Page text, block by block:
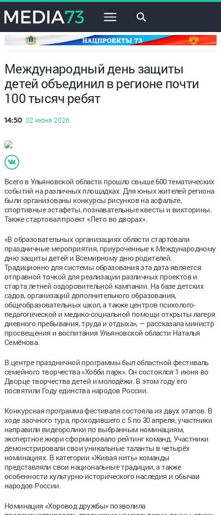
×
Международный день защиты
детей объединил в регионе почти
100 тысяч ребят
14:50 02 июня 2026
Всего в Ульяновской области прошло свыше 600 тематических
событий на различных площадках. Для юных жителей региона
были организованы конкурсы рисунков на асфальте,
спортивные эстафеты, познавательные квесты и викторины.
Также стартовал проект «Лето во дворах».
«В образовательных организациях области стартовали
праздничные мероприятия, приуроченные к Международному
дню защиты детей и Всемирному дню родителей.
Традиционно для системы образования эта дата является
отправной точкой для реализации различных проектов и
старта летней оздоровительной кампании. На базе детских
садов, организаций дополнительного образования,
общеобразовательных школ, а также центров психолого-
педагогической и медико-социальной помощи открыты лагеря
дневного пребывания, труда и отдыха», — рассказала министр
просвещения и воспитания Ульяновской области Наталья
Семёнова.
В центре праздничной программы был областной фестиваль
семейного творчества «Хобби парк». Он состоялся 1 июня во
Дворце творчества детей и молодёжи. В этом году его
посвятили Году единства народов России.
Конкурсная программа фестиваля состояла из двух этапов. В
ходе заочного тура, проходившего с 5 по 30 апреля, участники
направили видеоролики по выбранным номинациям,
экспертное жюри сформировало рейтинг команд. Участники
демонстрировали свои уникальные таланты в четырёх
номинациях. В категории «Живая нить» команды
представляли свои национальные традиции, а также
особенности культурно-исторического наследия и обычаи
народов России.
Номинация «Хоровод дружбы» позволила